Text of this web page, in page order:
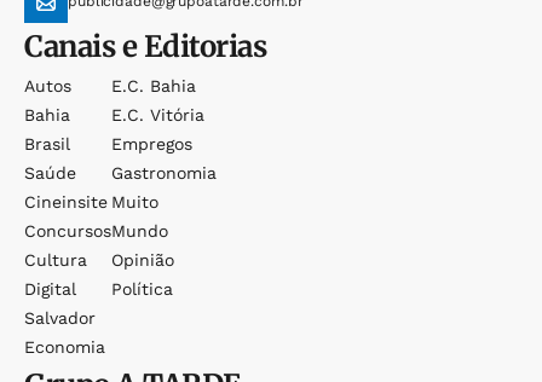
Canais e Editorias
Autos
Bahia
Brasil
Saúde
Cineinsite
Concursos
Cultura
Digital
Salvador
Economia
E.c. Bahia
E.c. Vitória
Empregos
Gastronomia
Muito
Mundo
Opinião
Política